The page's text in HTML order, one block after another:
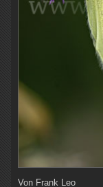
Von Frank Leo